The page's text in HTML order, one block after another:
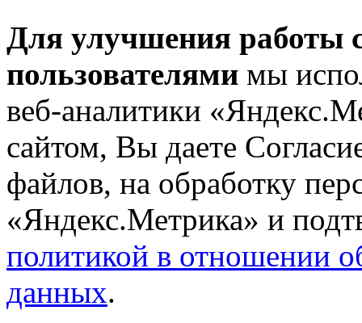
Для улучшения работы
пользователями мы
веб-аналитики
сайтом, Вы даете
файлов, на обработку
«Яндекс.Метрика» и
политикой в отношении
данных.